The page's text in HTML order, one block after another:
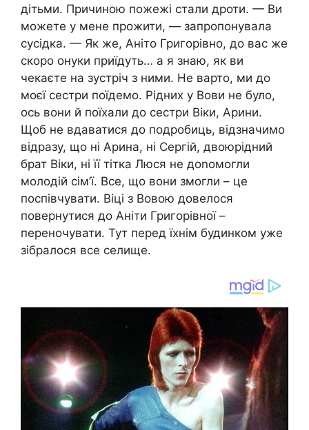
дітьми. Причиною пожежі стали дроти. — Ви
можете у мене прожити, — запропонувала
сусідка. — Як же, Аніто Григорівно, до вас же
скоро онуки приїдуть… а я знаю, як ви
чекаєте на зустріч з ними. Не варто, ми до
моєї сестри поїдемо. Рідних у Вови не було,
ось вони й поїхали до сестри Віки, Арини.
Щоб не вдаватися до подробиць, відзначимо
відразу, що ні Арина, ні Сергій, двоюрідний
брат Віки, ні її тітка Люся не доnомогли
молодій сім’ї. Все, що вони змогли – це
поспівчувати. Віці з Вовою довелося
повернутися до Аніти Григорівної –
переночувати. Тут перед їхнім будинком уже
зібралося все селище.